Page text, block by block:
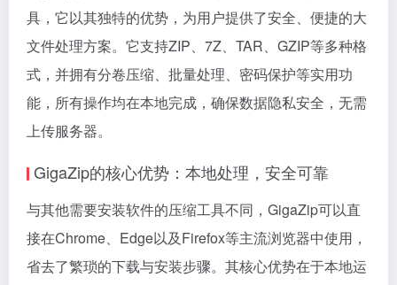
具，它以其独特的优势，为用户提供了安全、便捷的大
文件处理方案。它支持ZIP、7Z、TAR、GZIP等多种格
式，并拥有分卷压缩、批量处理、密码保护等实用功
能，所有操作均在本地完成，确保数据隐私安全，无需
上传服务器。
GigaZip的核心优势：本地处理，安全可靠
与其他需要安装软件的压缩工具不同，GigaZip可以直
接在Chrome、Edge以及Firefox等主流浏览器中使用，
省去了繁琐的下载与安装步骤。其核心优势在于本地运